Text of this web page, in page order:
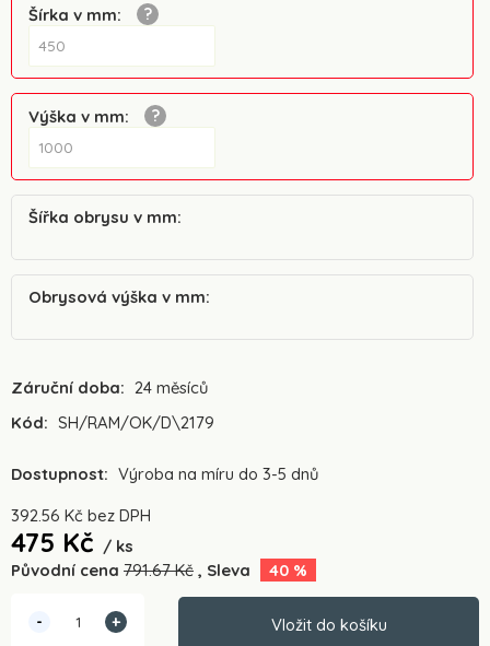
Šírka v mm:
Výška v mm:
Šířka obrysu v mm:
Obrysová výška v mm:
Záruční doba: 24 měsíců
Kód: SH/RAM/OK/D\2179
Dostupnost: Výroba na míru do 3-5 dnů
392.56 Kč bez DPH
475 Kč
ks
Původní cena 791.67Kč Sleva 40 %